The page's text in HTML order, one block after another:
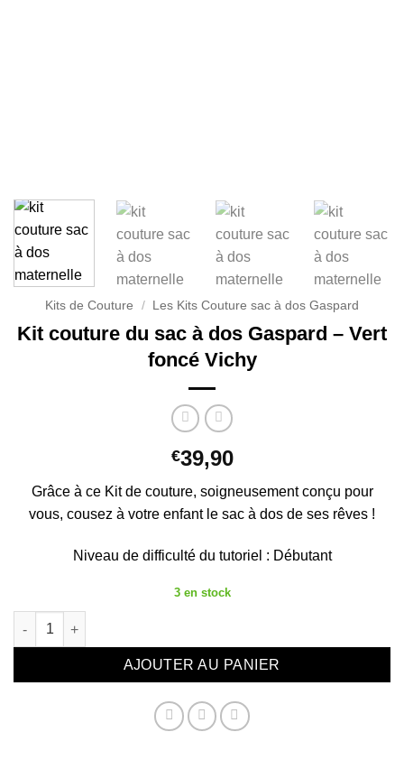
Kits de Couture / Les Kits Couture sac à dos Gaspard
Kit couture du sac à dos Gaspard – Vert
foncé Vichy
€39,90
Grâce à ce Kit de couture, soigneusement conçu pour
vous, cousez à votre enfant le sac à dos de ses rêves !
Niveau de difficulté du tutoriel : Débutant
3 en stock
quantité de Kit couture du sac à dos Gaspard - Vert foncé
AJOUTER AU PANIER